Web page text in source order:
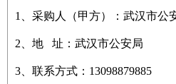
1、采购人（甲方）：武汉市公
2、地 址：武汉市公安局
3、联系方式：13098879885